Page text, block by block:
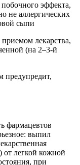
эффекта,
не аллергических
сыпи
приемом лекарства,
(на 2–3-й
предупредит,
фармацевтов
выпил
от легкой кожной
при